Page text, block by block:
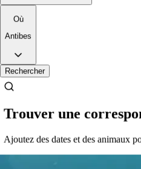
Où
Antibes
Rechercher
Trouver une
Ajoutez des dates et des animaux